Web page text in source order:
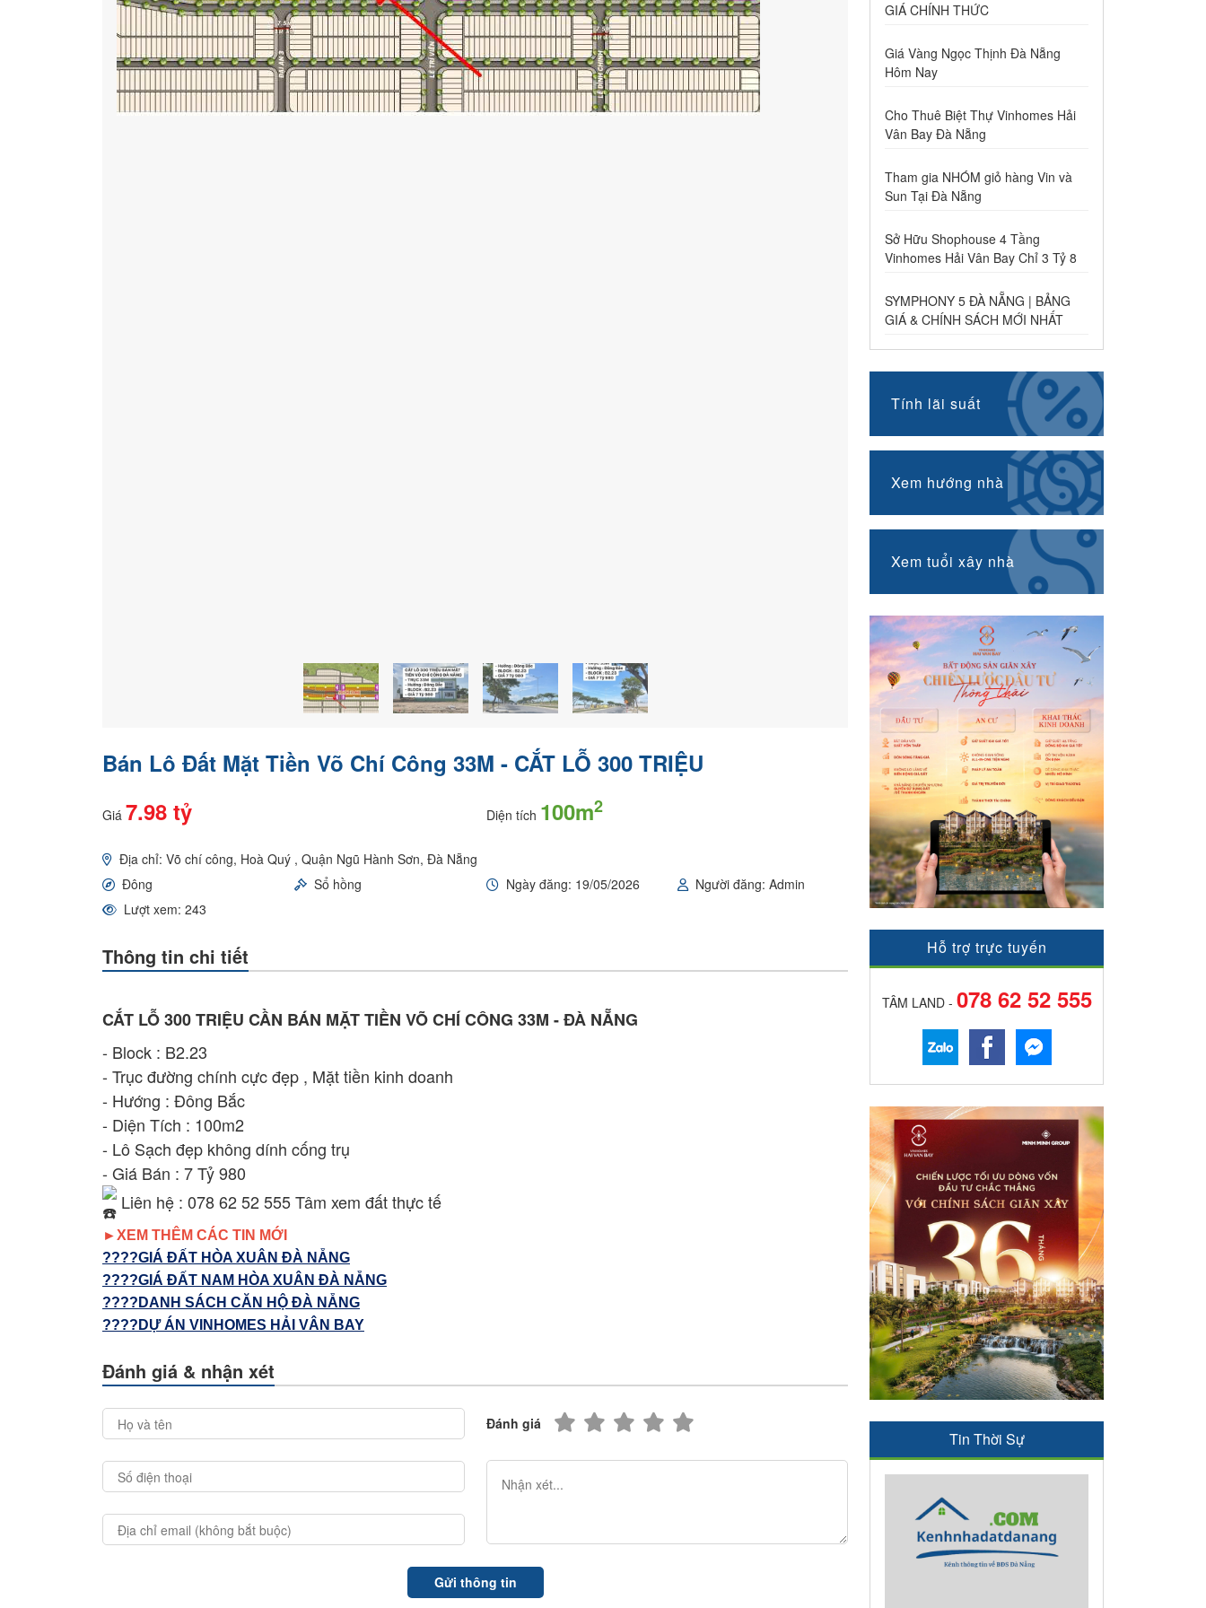
Bán Lô Đất Mặt Tiền Võ Chí Công 33M - CẮT LỖ 300 TRIỆU
Giá 7.98 tỷ Diện tích 100m2
Địa chỉ: Võ chí công, Hoà Quý , Quận Ngũ Hành Sơn, Đà Nẵng
Đông
Sổ hồng Ngày đăng: 19/05/2026
Người đăng: Admin
Lượt xem: 243
Thông tin chi tiết
CẮT LỖ 300 TRIỆU CẦN BÁN MẶT TIỀN VÕ CHÍ CÔNG 33M - ĐÀ NẴNG
- Block : B2.23
- Trục đường chính cực đẹp , Mặt tiền kinh doanh
- Hướng : Đông Bắc
- Diện Tích : 100m2
- Lô Sạch đẹp không dính cống trụ
- Giá Bán : 7 Tỷ 980
Liên hệ : 078 62 52 555 Tâm xem đất thực tế
►XEM THÊM CÁC TIN MỚI
????GIÁ ĐẤT HÒA XUÂN ĐÀ NẴNG
????GIÁ ĐẤT NAM HÒA XUÂN ĐÀ NẴNG
????DANH SÁCH CĂN HỘ ĐÀ NẴNG
????DỰ ÁN VINHOMES HẢI VÂN BAY
Đánh giá & nhận xét
Đánh giá
GIÁ CHÍNH THỨC
Giá Vàng Ngọc Thịnh Đà Nẵng
Hôm Nay
Cho Thuê Biệt Thự Vinhomes Hải
Vân Bay Đà Nẵng
Tham gia NHÓM giỏ hàng Vin và
Sun Tại Đà Nẵng
Sở Hữu Shophouse 4 Tầng
Vinhomes Hải Vân Bay Chỉ 3 Tỷ 8
SYMPHONY 5 ĐÀ NẴNG | BẢNG
GIÁ & CHÍNH SÁCH MỚI NHẤT
Tính lãi suất
Xem hướng nhà
Xem tuổi xây nhà
Hỗ trợ trực tuyến
TÂM LAND - 078 62 52 555
Tin Thời Sự